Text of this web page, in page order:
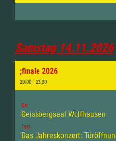
Samstag 14.11.2026
;finale 2026
20:00 - 22:30
Ort
Geissbergsaal Wolfhausen
Text
Das Jahreskonzert: